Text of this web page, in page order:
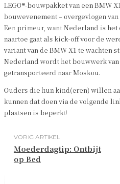
LEGO®-bouwpakket van een BMW
bouwevenement – overgevlogen
Een primeur, want Nederland is het
naartoe gaat als kick-off voor de
variant van de BMW X1 te wachten
Nederland wordt het bouwwerk van
getransporteerd naar Moskou.
Ouders die hun kind(eren) willen
kunnen dat doen via de volgende
plaatsen is beperkt!
VORIG ARTIKEL
Moederdagtip: Ontbijt
op Bed